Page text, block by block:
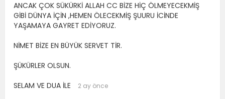
ANCAK ÇOK SÜKÜRKİ ALLAH CC BİZE HİÇ ÖLMEYECEKMİŞ
GİBİ DÜNYA İÇİN ,HEMEN ÖLECEKMİŞ ŞUURU İCİNDE
YAŞAMAYA GAYRET EDİYORUZ.
NİMET BİZE EN BÜYÜK SERVET TİR.
ŞÜKÜRLER OLSUN.
SELAM VE DUA İLE
2 ay önce